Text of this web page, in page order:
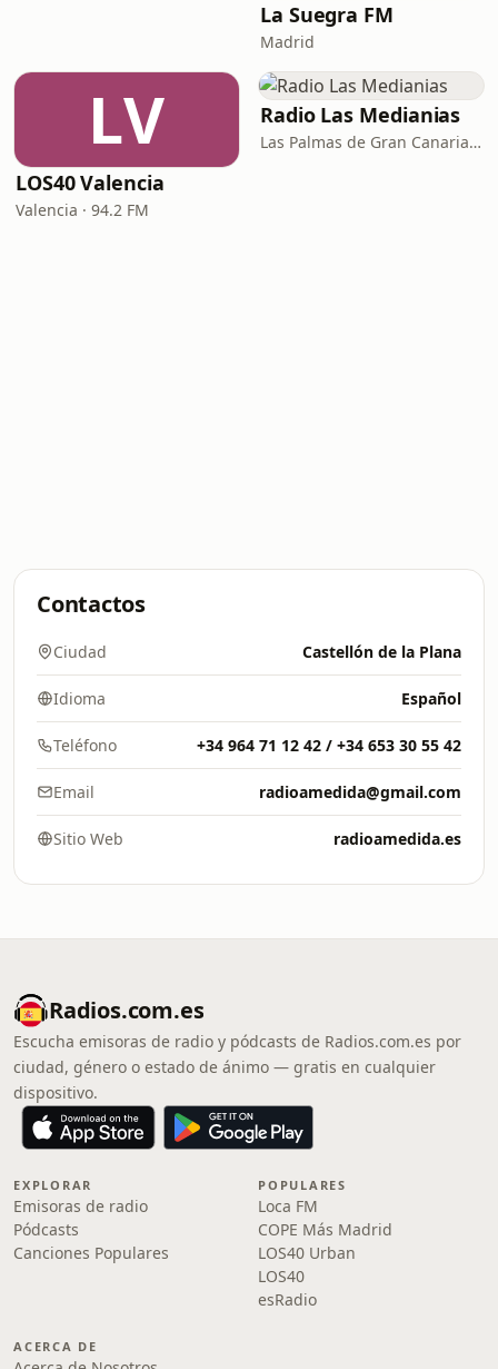
La Suegra FM
Madrid
LV
LOS40 Valencia
Valencia · 94.2 FM
Radio Las Medianias
Las Palmas de Gran Canaria · 92.2 FM, 100.2 FM, 98.7 FM
Contactos
Ciudad Castellón de la Plana
Idioma Español
Teléfono +34 964 71 12 42 / +34 653 30 55 42
Email radioamedida@gmail.com
Sitio Web radioamedida.es
Radios.com.es
Escucha emisoras de radio y pódcasts de Radios.com.es por
ciudad, género o estado de ánimo — gratis en cualquier
dispositivo.
EXPLORAR
Emisoras de radio
Pódcasts
Canciones Populares
POPULARES
Loca FM
COPE Más Madrid
LOS40 Urban
LOS40
esRadio
ACERCA DE